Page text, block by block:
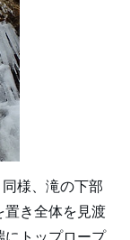
様、滝の下部
置き全体を見渡
にトップロープ